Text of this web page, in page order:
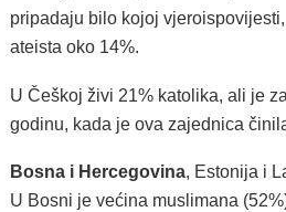
pripadaju bilo kojoj
ateista oko 14%.
U Češkoj živi 21% katolika, ali je
godinu, kada je ova zajednica
Bosna i Hercegovina, Estonija i
U Bosni je većina muslimana